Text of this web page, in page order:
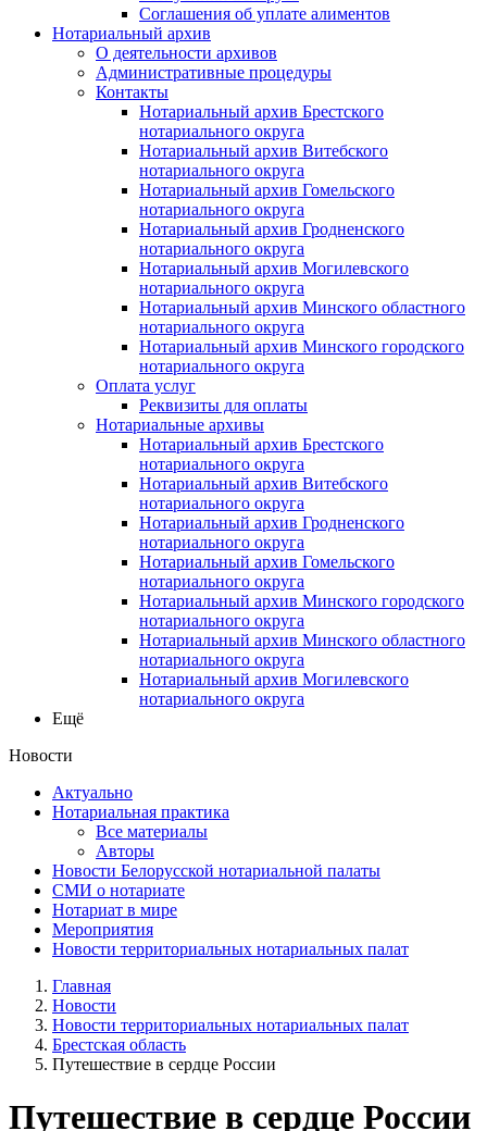
Соглашения об уплате алиментов
Нотариальный архив
О деятельности архивов
Административные процедуры
Контакты
Нотариальный архив Брестского
нотариального округа
Нотариальный архив Витебского
нотариального округа
Нотариальный архив Гомельского
нотариального округа
Нотариальный архив Гродненского
нотариального округа
Нотариальный архив Могилевского
нотариального округа
Нотариальный архив Минского областного
нотариального округа
Нотариальный архив Минского городского
нотариального округа
Оплата услуг
Реквизиты для оплаты
Нотариальные архивы
Нотариальный архив Брестского
нотариального округа
Нотариальный архив Витебского
нотариального округа
Нотариальный архив Гродненского
нотариального округа
Нотариальный архив Гомельского
нотариального округа
Нотариальный архив Минского городского
нотариального округа
Нотариальный архив Минского областного
нотариального округа
Нотариальный архив Могилевского
нотариального округа
Ещё
Новости
Актуально
Нотариальная практика
Все материалы
Авторы
Новости Белорусской нотариальной палаты
СМИ о нотариате
Нотариат в мире
Мероприятия
Новости территориальных нотариальных палат
Главная
Новости
Новости территориальных нотариальных палат
Брестская область
Путешествие в сердце России
Путешествие в сердце России